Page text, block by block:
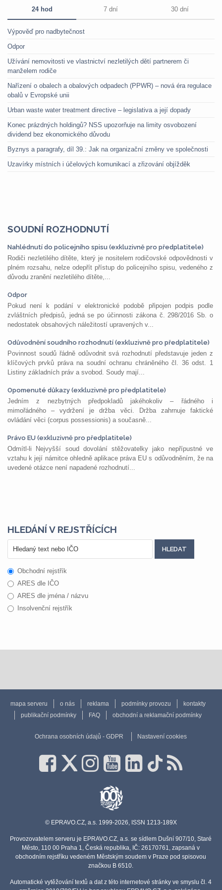
24 hod 7 dní 30 dní
Výpověď pro nadbytečnost
Odpor
Užívání nemovitosti ve vlastnictví nezletilých dětí partnerem či
manželem rodiče
Nařízení o obalech a obalových odpadech (PPWR) – nová éra regulace
obalů v Evropské unii
Urban waste water treatment directive – legislativa a její dopady
Konec prázdných holdingů? NSS upozorňuje na limity osvobození
dividend bez ekonomického důvodu
Byznys a paragrafy, díl 39.: Jak na organizační změny ve společnosti
Uzavírky místních i účelových komunikací a zřizování objížděk
SOUDNÍ ROZHODNUTÍ
Nahlédnutí do policejního spisu (exkluzivně pro předplatitele)
Rodiči nezletilého dítěte, který je nositelem rodičovské odpovědnosti v
plném rozsahu, nelze odepřít přístup do policejního spisu, vedeného z
důvodu zranění nezletilého dítěte,...
Odpor
Pokud není k podání v elektronické podobě připojen podpis podle
zvláštních předpisů, jedná se po účinnosti zákona č. 298/2016 Sb. o
nedostatek obsahových náležitostí upravených v...
Odůvodnění soudního rozhodnutí (exkluzivně pro předplatitele)
Povinnost soudů řádně odůvodnit svá rozhodnutí představuje jeden z
klíčových prvků práva na soudní ochranu chráněného čl. 36 odst. 1
Listiny základních práv a svobod. Soudy mají...
Opomenuté důkazy (exkluzivně pro předplatitele)
Jedním z nezbytných předpokladů jakéhokoliv – řádného i
mimořádného – vydržení je držba věci. Držba zahrnuje faktické
ovládání věci (corpus possessionis) a současně...
Právo EU (exkluzivně pro předplatitele)
Odmítl-li Nejvyšší soud dovolání stěžovatelky jako nepřípustné ve
vztahu k její námitce ohledně aplikace práva EU s odůvodněním, že na
uvedené otázce není napadené rozhodnutí...
HLEDÁNÍ V REJSTŘÍCÍCH
Obchodní rejstřík
ARES dle IČO
ARES dle jména / názvu
Insolvenční rejstřík
mapa serveru o nás reklama podmínky provozu
kontakty
publikační podmínky
FAQ obchodní a reklamační podmínky
Ochrana osobních údajů - GDPR Nastavení cookies
© EPRAVO.CZ, a.s. 1999-2026, ISSN 1213-189X
Provozovatelem serveru je EPRAVO.CZ, a.s. se sídlem Dušní 907/10, Staré
Město, 110 00 Praha 1, Česká republika, IČ: 26170761, zapsaná v
obchodním rejstříku vedeném Městským soudem v Praze pod spisovou
značkou B 6510.
Automatické vytěžování textů a dat z této internetové stránky ve smyslu čl. 4